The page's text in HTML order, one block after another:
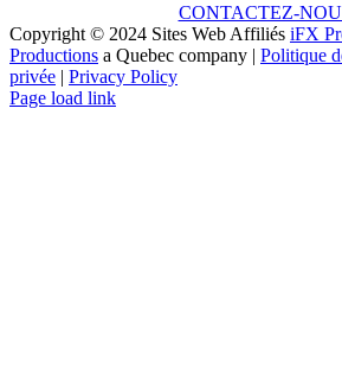
CONTACTEZ-
Copyright © 2024 Sites Web Affiliés iFX
Productions a Quebec company | Politique
privée | Privacy Policy
Facebook
Vimeo
YouTube
Instagram
LinkedIn
Page load link